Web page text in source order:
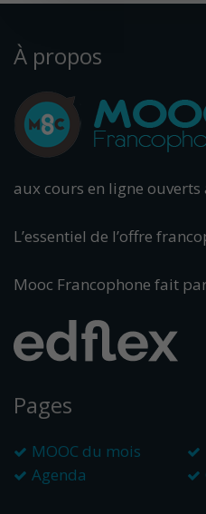
À propos
aux cours en ligne ouverts
L’essentiel de l’offre
Mooc Francophone fait
Pages
MOOC du mois
Agenda